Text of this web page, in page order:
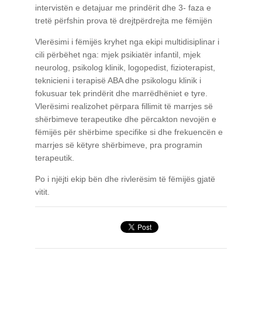
intervistën e detajuar me prindërit dhe 3- faza e
tretë përfshin prova të drejtpërdrejta me fëmijën
Vlerësimi i fëmijës kryhet nga ekipi multidisiplinar i
cili përbëhet nga: mjek psikiatër infantil, mjek
neurolog, psikolog klinik, logopedist, fizioterapist,
teknicieni i terapisë ABA dhe psikologu klinik i
fokusuar tek prindërit dhe marrëdhëniet e tyre.
Vlerësimi realizohet përpara fillimit të marrjes së
shërbimeve terapeutike dhe përcakton nevojën e
fëmijës për shërbime specifike si dhe frekuencën e
marrjes së këtyre shërbimeve, pra programin
terapeutik.
Po i njëjti ekip bën dhe rivlerësim të fëmijës gjatë
vitit.